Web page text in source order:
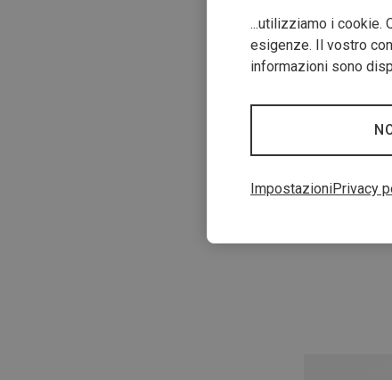
...utilizziamo i cookie.
esigenze. Il vostro
informazioni sono
ImpostazioniPrivacy